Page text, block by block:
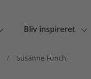
Bliv inspireret
/ Susanne Funch